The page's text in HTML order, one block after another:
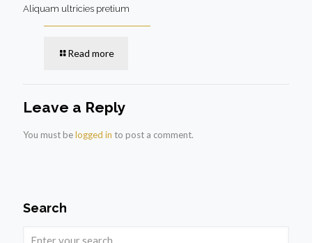
Aliquam ultricies pretium
Read more
Leave a Reply
You must belogged in to post a comment.
Search